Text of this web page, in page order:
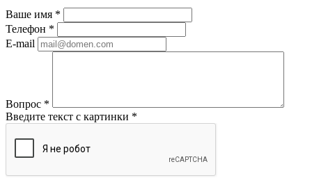
Ваше имя *
Телефон *
E-mail
Вопрос *
Введите текст с картинки *